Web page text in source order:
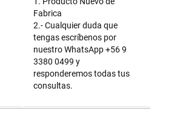
Fabrica
2.- Cualquier duda que
tengas escríbenos por
nuestro WhatsApp +56 9
3380 0499 y
responderemos todas tus
consultas.